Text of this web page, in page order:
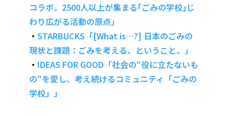
コラボ。2500人以上が集まる｢ごみの学校｣じ
わり広がる活動の原点」
・ STARBUCKS「[What is…?] 日本のごみの
現状と課題：ごみを考える、ということ。」
・ IDEAS FOR GOOD「社会の“役に立たないも
の“を愛し、考え続けるコミュニティ「ごみの
学校」」